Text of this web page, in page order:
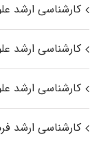
کارشناسی ارشد
کارشناسی ارشد
کارشناسی ارشد
کارشناسی ارشد